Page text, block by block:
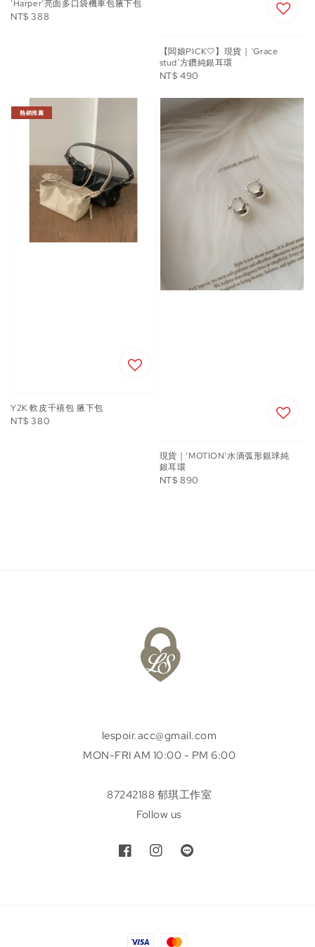
‘Harper’亮面多口袋機車包腋下包
Regular
NT$ 388
【闆娘PICK🤍】現貨｜‘Grace
stud’方鑽純銀耳環
Regular
NT$ 490
熱銷推薦
Y2K 軟皮千禧包 腋下包
Regular
NT$ 380
現貨｜‘MOTION’水滴弧形銀球純
銀耳環
Regular
NT$ 890
lespoir.acc@gmail.com
MON-FRI AM 10:00 - PM 6:00
87242188 郁琪工作室
Follow us